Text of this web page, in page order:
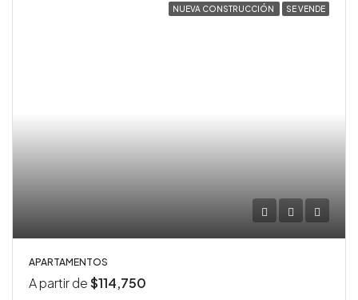
NUEVA CONSTRUCCIÓN SE VENDE
APARTAMENTOS
A partir de$114,750